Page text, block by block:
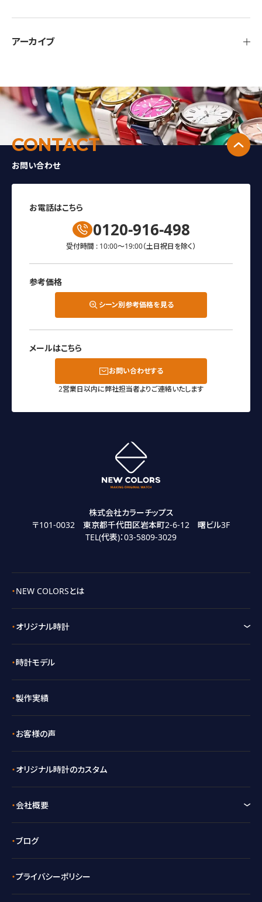
アーカイブ
↑
CONTACT
お問い合わせ
お電話はこちら
0120-916-498
受付時間 : 10:00～19:00（土日祝日を除く）
参考価格
シーン別参考価格を見る
メールはこちら
お問い合わせする
2営業日以内に弊社担当者よりご連絡いたします
株式会社カラーチップス
〒101-0032 東京都千代田区岩本町2-6-12 曙ビル3F
TEL(代表)：03-5809-3029
NEW COLORSとは
オリジナル時計
時計モデル
製作実績
お客様の声
オリジナル時計のカスタム
会社概要
ブログ
プライバシーポリシー